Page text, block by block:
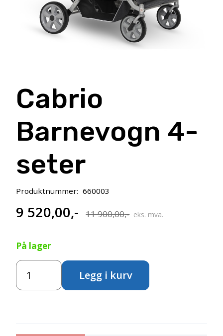
Cabrio
Barnevogn 4-
seter
Produktnummer: 660003
11 900,00,-
Opprinnelig
var:
11 900,00,-.
9 520,00,-
Nåværende
er:
9 520,00,-.
eks. mva.
På lager
Cabrio
Barnevogn
4-
Legg i kurv